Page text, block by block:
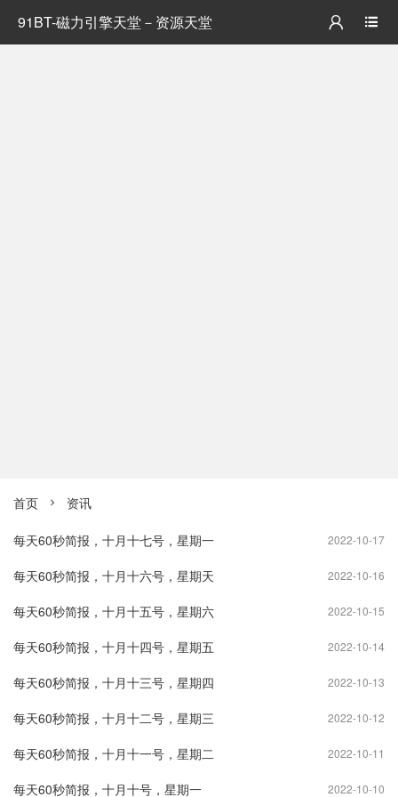
91BT-磁力引擎天堂－资源天堂 

首页  资讯
2022-10-17
每天60秒简报，十月十七号，星期一
2022-10-16
每天60秒简报，十月十六号，星期天
2022-10-15
每天60秒简报，十月十五号，星期六
2022-10-14
每天60秒简报，十月十四号，星期五
2022-10-13
每天60秒简报，十月十三号，星期四
2022-10-12
每天60秒简报，十月十二号，星期三
2022-10-11
每天60秒简报，十月十一号，星期二
2022-10-10
每天60秒简报，十月十号，星期一